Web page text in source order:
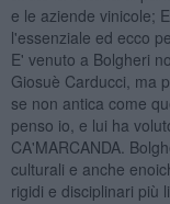
e le aziende vinicole;
l'essenziale ed ecco
E' venuto a Bolgheri
Giosuè Carducci, ma
se non antica come
penso io, e lui ha
CA'MARCANDA.
culturali e anche
rigidi e disciplinari più